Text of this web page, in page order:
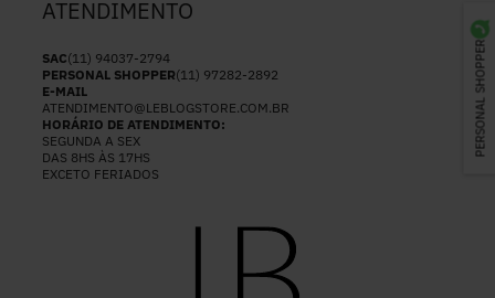
PERSONAL SHOPPER
ATENDIMENTO
SAC(11) 94037-2794
PERSONAL SHOPPER(11) 97282-2892
E-MAIL
ATENDIMENTO@LEBLOGSTORE.COM.BR
HORÁRIO DE ATENDIMENTO:
SEGUNDA A SEX
DAS 8HS ÀS 17HS
EXCETO FERIADOS